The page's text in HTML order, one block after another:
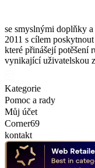
se smyslnými doplňky
2011 s cílem
které přinášejí potěšení
vynikající uživatelskou
Kategorie
Pomoc a rady
Můj účet
Corner69
kontakt